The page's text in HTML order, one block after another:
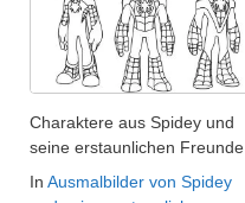
Charaktere aus Spidey und
seine erstaunlichen Freunde
In Ausmalbilder von Spidey